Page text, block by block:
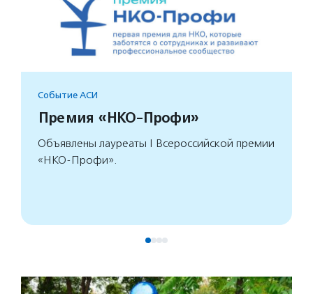
Событие АСИ
Премия «НКО-Профи»
Объявлены лауреаты I Всероссийской премии
«НКО-Профи».